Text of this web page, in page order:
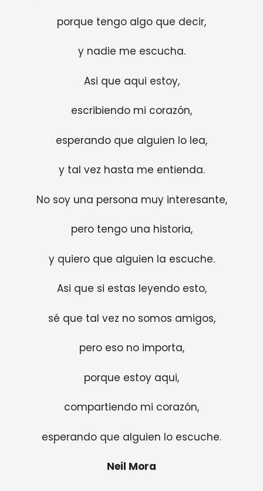
porque tengo algo que decir,
y nadie me escucha.
Asi que aqui estoy,
escribiendo mi corazón,
esperando que alguien lo lea,
y tal vez hasta me entienda.
No soy una persona muy interesante,
pero tengo una historia,
y quiero que alguien la escuche.
Asi que si estas leyendo esto,
sé que tal vez no somos amigos,
pero eso no importa,
porque estoy aqui,
compartiendo mi corazón,
esperando que alguien lo escuche.
Neil Mora